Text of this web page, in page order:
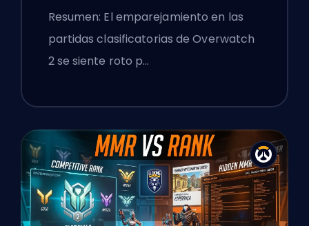
de Overwatch 2 y los Lobbies
Aplastantes
Resumen: El emparejamiento en las
partidas clasificatorias de Overwatch
2 se siente roto p…